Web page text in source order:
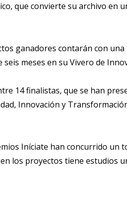
que convierte su archivo en
ganadores contarán con
meses en su Vivero de
14 finalistas, que se han
Innovación y
Iníciate han concurrido un
los proyectos tiene estudios